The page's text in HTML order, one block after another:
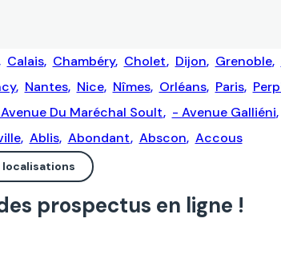
Calais, Chambéry, Cholet, Dijon, Grenoble,
, Nantes, Nice, Nîmes, Orléans, Paris,
Du Maréchal Soult, - Avenue Galliéni,
, Ablis, Abondant, Abscon, Accous
localisations
prospectus en ligne !